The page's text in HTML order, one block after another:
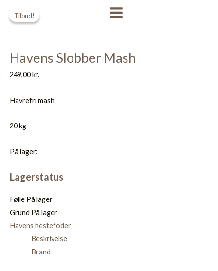
MAIN
Havens Slobber Mash
249,00kr.
Havrefri mash
20 kg
På lager:
Lagerstatus
Følle På lager
Grund På lager
Havens hestefoder
Beskrivelse
Brand
Tilbud!
Tilbud!
295,00 kr..
aktuelle
269,00 kr..